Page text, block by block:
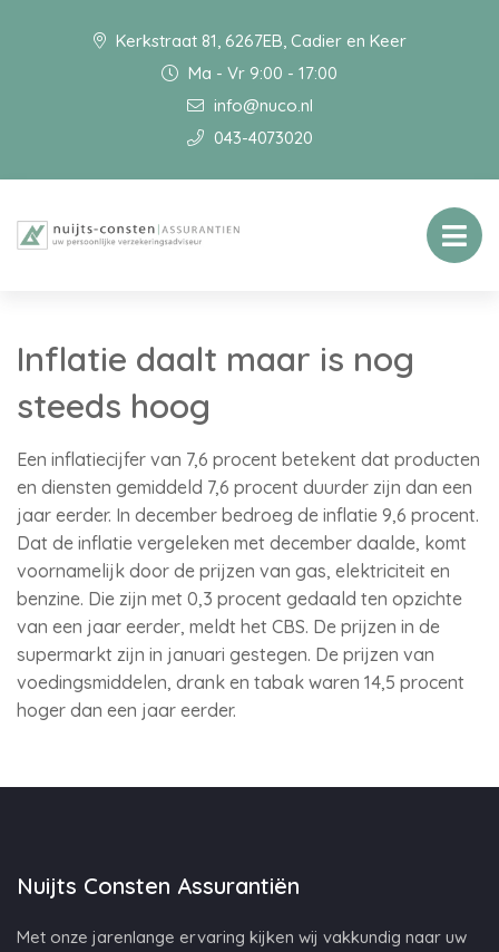
Kerkstraat 81, 6267EB, Cadier en Keer
Ma - Vr 9:00 - 17:00
info@nuco.nl
043-4073020
Inflatie daalt maar is nog
steeds hoog
Een inflatiecijfer van 7,6 procent betekent dat producten
en diensten gemiddeld 7,6 procent duurder zijn dan een
jaar eerder. In december bedroeg de inflatie 9,6 procent.
Dat de inflatie vergeleken met december daalde, komt
voornamelijk door de prijzen van gas, elektriciteit en
benzine. Die zijn met 0,3 procent gedaald ten opzichte
van een jaar eerder, meldt het CBS. De prijzen in de
supermarkt zijn in januari gestegen. De prijzen van
voedingsmiddelen, drank en tabak waren 14,5 procent
hoger dan een jaar eerder.
Nuijts Consten Assurantiën
Met onze jarenlange ervaring kijken wij vakkundig naar uw